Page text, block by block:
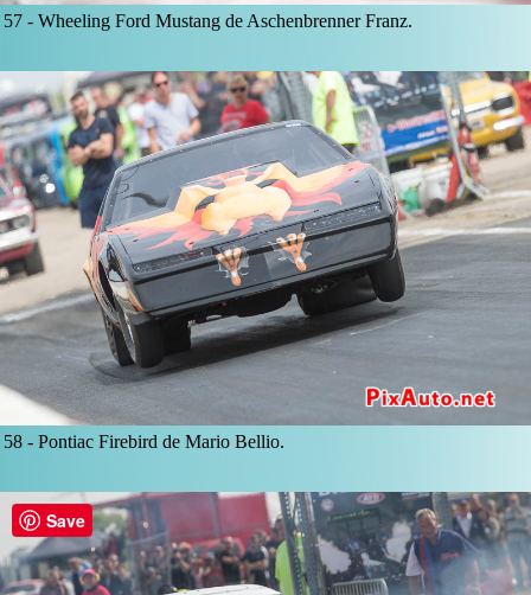
57 -Wheeling Ford Mustang de Aschenbrenner Franz.
58 -Pontiac Firebird de Mario Bellio.
Save